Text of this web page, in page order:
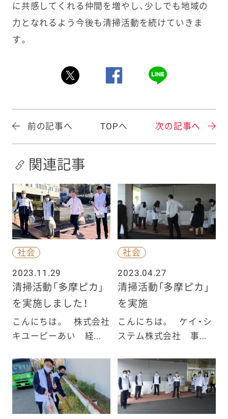
に共感してくれる仲間を増やし、少しでも地域の
力となれるよう今後も清掃活動を続けていきま
す。
前の記事へ TOPへ 次の記事へ
関連記事
社会
2023.11.29
清掃活動「多摩ピカ」
を実施しました！
こんにちは。 株式会社
キユーピーあい 経...
社会
2023.04.27
清掃活動「多摩ピカ」
を実施
こんにちは。 ケイ・シ
ステム株式会社 事...